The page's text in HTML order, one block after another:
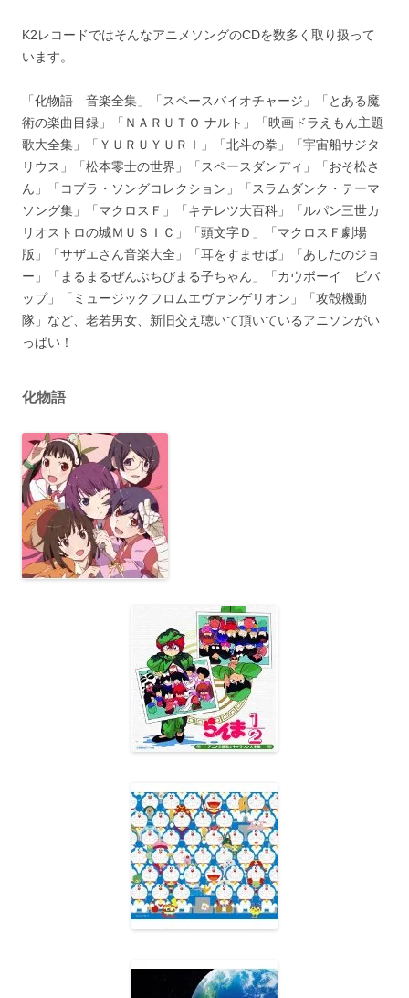
K2レコードではそんなアニメソングのCDを数多く取り扱って
います。
「化物語 音楽全集」「スペースバイオチャージ」「とある魔
術の楽曲目録」「ＮＡＲＵＴＯ ナルト」「映画ドラえもん主題
歌大全集」「ＹＵＲＵＹＵＲＩ」「北斗の拳」「宇宙船サジタ
リウス」「松本零士の世界」「スペースダンディ」「おそ松さ
ん」「コブラ・ソングコレクション」「スラムダンク・テーマ
ソング集」「マクロスＦ」「キテレツ大百科」「ルパン三世カ
リオストロの城ＭＵＳＩＣ」「頭文字Ｄ」「マクロスＦ劇場
版」「サザエさん音楽大全」「耳をすませば」「あしたのジョ
ー」「まるまるぜんぶちびまる子ちゃん」「カウボーイ ビバ
ップ」「ミュージックフロムエヴァンゲリオン」「攻殻機動
隊」など、老若男女、新旧交え聴いて頂いているアニソンがい
っぱい！
化物語